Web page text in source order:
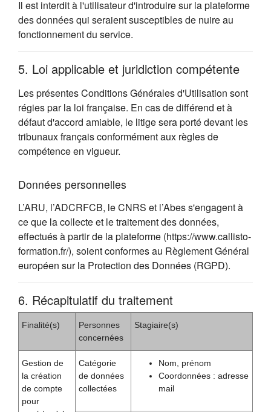
Il est interdit à l'utilisateur d'introduire sur la plateforme
des données qui seraient susceptibles de nuire au
fonctionnement du service.
5. Loi applicable et juridiction compétente
Les présentes Conditions Générales d'Utilisation sont
régies par la loi française. En cas de différend et à
défaut d'accord amiable, le litige sera porté devant les
tribunaux français conformément aux règles de
compétence en vigueur.
Données personnelles
L’ARU, l’ADCRFCB, le CNRS et l’Abes s'engagent à
ce que la collecte et le traitement des données,
effectués à partir de la plateforme (https://www.callisto-
formation.fr/), soient conformes au Règlement Général
européen sur la Protection des Données (RGPD).
6. Récapitulatif du traitement
Finalité(s)
Personnes
concernées
Stagiaire(s)
Gestion de
la création
de compte
pour
Catégorie
de données
collectées
Nom, prénom
Coordonnées : adresse
mail